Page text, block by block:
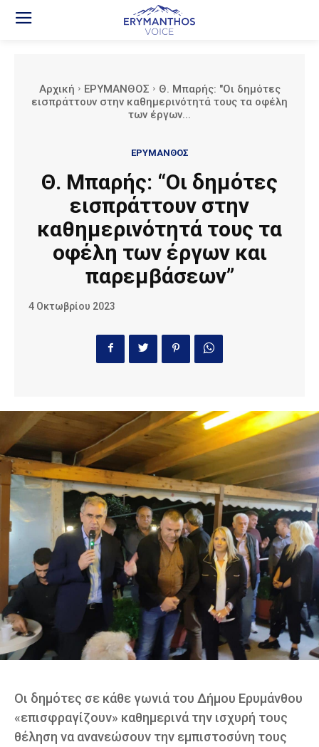
Αρχική ΕΡΥΜΑΝΘΟΣ
Θ. Μπαρής: "Οι δημότες
εισπράττουν στην καθημερινότητά τους τα οφέλη
των έργων...
ΕΡΥΜΑΝΘΟΣ
Θ. Μπαρής: “Οι δημότες
εισπράττουν στην
καθημερινότητά τους τα
οφέλη των έργων και
παρεμβάσεων”
4 Οκτωβρίου 2023
Οι δημότες σε κάθε γωνιά του Δήμου Ερυμάνθου
«επισφραγίζουν» καθημερινά την ισχυρή τους
θέληση να ανανεώσουν την εμπιστοσύνη τους